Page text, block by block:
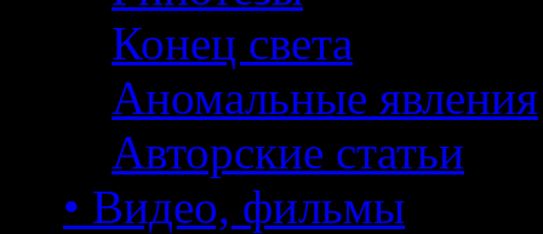
Конец света
Аномальные явления
Авторские статьи
• Видео, фильмы